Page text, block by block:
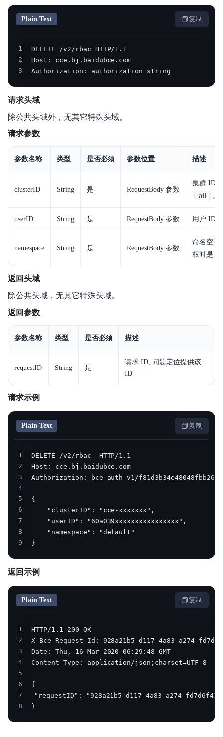
Plain Text 复制
1
2
3
Authorization: authorization string
请求头域
除公共头域外，无其它特殊头域。
请求参数
参数名称 类型 是否必须 参数位置 描述
clusterID String 是 RequestBody 参数
集群 ID
all 。
userID String 是 RequestBody 参数 用户 ID
namespace String 是 RequestBody 参数
命名空间
权时是
返回头域
除公共头域，无其它特殊头域。
返回参数
参数名称 类型 是否必须 描述
requestID String 是
请求 ID, 问题定位提供该
ID
请求示例
Plain Text 复制
1
2
3
4
5
6
7
8
9
}
返回示例
Plain Text 复制
1
2
3
4
5
6
7
8
}